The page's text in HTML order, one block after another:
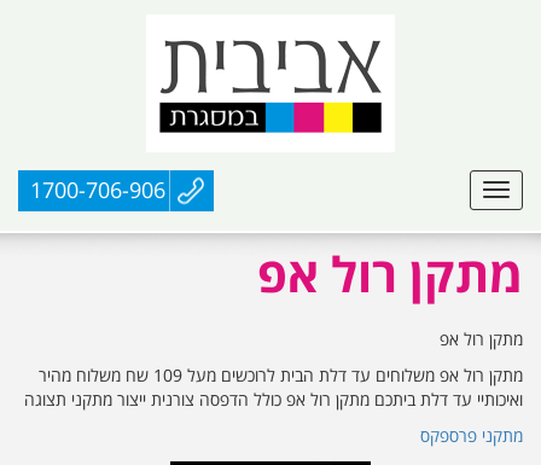
1700-706-906
מתקן רול אפ
מתקן רול אפ
מתקן רול אפ משלוחים עד דלת הבית לרוכשים מעל 109 שח משלוח מהיר
ואיכותיי עד דלת ביתכם מתקן רול אפ כולל הדפסה צורנית ייצור מתקני תצוגה
מתקני פרספקס